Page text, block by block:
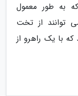
به طور معمول
توانند از تخت
با یک راهرو از